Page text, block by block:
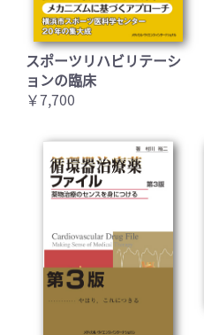
スポーツリハビリテーシ
ョンの臨床
￥7,700